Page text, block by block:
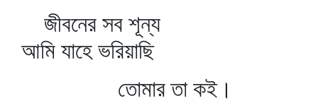
জীবনের সব শূন্য
আমি যাহে ভরিয়াছি
তোমার তা কই।